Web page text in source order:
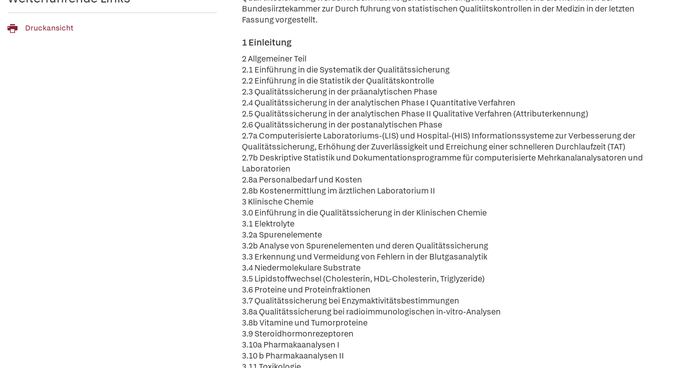
Bundesiirztekammer zur Durch fUhrung von statistischen Qualitiitskontrollen in der Medizin in der letzten
Fassung vorgestellt.
1 Einleitung
2 Allgemeiner Teil
2.1 Einführung in die Systematik der Qualitätssicherung
2.2 Einführung in die Statistik der Qualitätskontrolle
2.3 Qualitätssicherung in der präanalytischen Phase
2.4 Qualitätssicherung in der analytischen Phase I Quantitative Verfahren
2.5 Qualitätssicherung in der analytischen Phase II Qualitative Verfahren (Attributerkennung)
2.6 Qualitätssicherung in der postanalytischen Phase
2.7a Computerisierte Laboratoriums-(LIS) und Hospital-(HIS) Informationssysteme zur Verbesserung der
Qualitätssicherung, Erhöhung der Zuverlässigkeit und Erreichung einer schnelleren Durchlaufzeit (TAT)
2.7b Deskriptive Statistik und Dokumentationsprogramme für computerisierte Mehrkanalanalysatoren und
Laboratorien
2.8a Personalbedarf und Kosten
2.8b Kostenermittlung im ärztlichen Laboratorium II
3 Klinische Chemie
3.0 Einführung in die Qualitätssicherung in der Klinischen Chemie
3.1 Elektrolyte
3.2a Spurenelemente
3.2b Analyse von Spurenelementen und deren Qualitätssicherung
3.3 Erkennung und Vermeidung von Fehlern in der Blutgasanalytik
3.4 Niedermolekulare Substrate
3.5 Lipidstoffwechsel (Cholesterin, HDL-Cholesterin, Triglyzeride)
3.6 Proteine und Proteinfraktionen
3.7 Qualitätssicherung bei Enzymaktivitätsbestimmungen
3.8a Qualitätssicherung bei radioimmunologischen in-vitro-Analysen
3.8b Vitamine und Tumorproteine
3.9 Steroidhormonrezeptoren
3.10a Pharmakaanalysen I
3.10 b Pharmakaanalysen II
Druckansicht